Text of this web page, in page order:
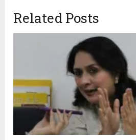
Related Posts